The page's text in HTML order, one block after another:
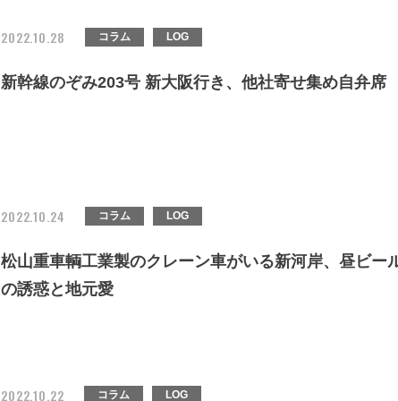
2022.10.28 コラム LOG
新幹線のぞみ203号 新大阪行き、他社寄せ集め自弁席
2022.10.24 コラム LOG
松山重車輌工業製のクレーン車がいる新河岸、昼ビー
の誘惑と地元愛
2022.10.22 コラム LOG